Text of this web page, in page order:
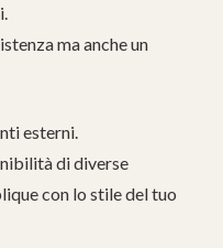
ma anche un
esterni.
di diverse
con lo stile del tuo